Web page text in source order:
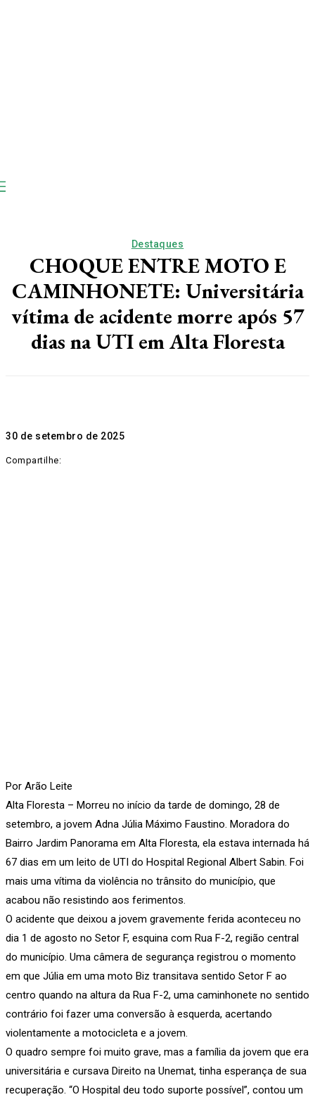
Destaques
CHOQUE ENTRE MOTO E
CAMINHONETE: Universitária
vítima de acidente morre após 57
dias na UTI em Alta Floresta
30 de setembro de 2025
Compartilhe:
Por Arão Leite
Alta Floresta – Morreu no início da tarde de domingo, 28 de
setembro, a jovem Adna Júlia Máximo Faustino. Moradora do
Bairro Jardim Panorama em Alta Floresta, ela estava internada há
67 dias em um leito de UTI do Hospital Regional Albert Sabin. Foi
mais uma vítima da violência no trânsito do município, que
acabou não resistindo aos ferimentos.
O acidente que deixou a jovem gravemente ferida aconteceu no
dia 1 de agosto no Setor F, esquina com Rua F-2, região central
do município. Uma câmera de segurança registrou o momento
em que Júlia em uma moto Biz transitava sentido Setor F ao
centro quando na altura da Rua F-2, uma caminhonete no sentido
contrário foi fazer uma conversão à esquerda, acertando
violentamente a motocicleta e a jovem.
O quadro sempre foi muito grave, mas a família da jovem que era
universitária e cursava Direito na Unemat, tinha esperança de sua
recuperação. “O Hospital deu todo suporte possível”, contou um